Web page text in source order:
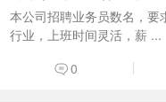
电咨询了解：
本公司招聘业务员数名，要
行业，上班时间灵活，薪 ...
0